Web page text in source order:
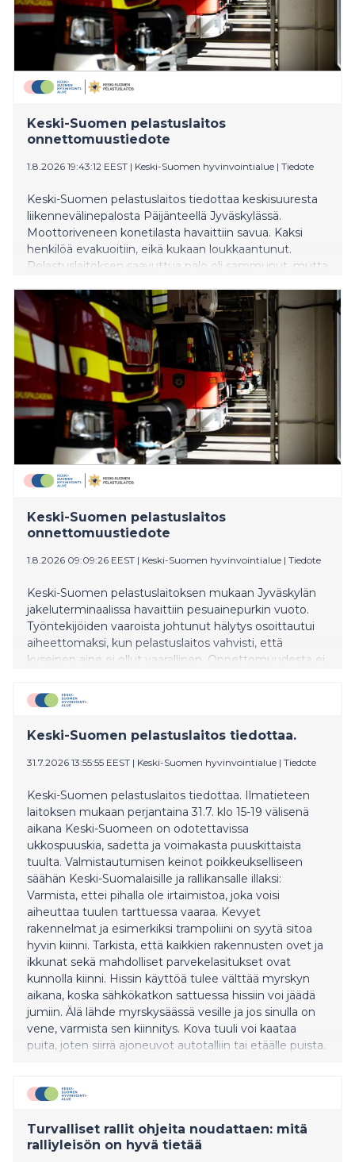
Keski-Suomen pelastuslaitos
onnettomuustiedote
1.8.2026 19:43:12 EEST | Keski-Suomen hyvinvointialue | Tiedote
Keski-Suomen pelastuslaitos tiedottaa keskisuuresta
liikennevälinepalosta Päijänteellä Jyväskylässä.
Moottoriveneen konetilasta havaittiin savua. Kaksi
henkilöä evakuoitiin, eikä kukaan loukkaantunut.
Pelastuslaitoksen saavuttua palo oli sammunut, mutta
satamaan.
Keski-Suomen pelastuslaitos
onnettomuustiedote
1.8.2026 09:09:26 EEST | Keski-Suomen hyvinvointialue | Tiedote
Keski-Suomen pelastuslaitoksen mukaan Jyväskylän
jakeluterminaalissa havaittiin pesuainepurkin vuoto.
Työntekijöiden vaaroista johtunut hälytys osoittautui
aiheettomaksi, kun pelastuslaitos vahvisti, että
kyseinen aine ei ollut vaarallinen. Onnettomuudesta ei
Keski-Suomen pelastuslaitos tiedottaa.
31.7.2026 13:55:55 EEST | Keski-Suomen hyvinvointialue | Tiedote
Keski-Suomen pelastuslaitos tiedottaa. Ilmatieteen
laitoksen mukaan perjantaina 31.7. klo 15-19 välisenä
aikana Keski-Suomeen on odotettavissa
ukkospuuskia, sadetta ja voimakasta puuskittaista
tuulta. Valmistautumisen keinot poikkeukselliseen
säähän Keski-Suomalaisille ja rallikansalle illaksi:
Varmista, ettei pihalla ole irtaimistoa, joka voisi
aiheuttaa tuulen tarttuessa vaaraa. Kevyet
rakennelmat ja esimerkiksi trampoliini on syytä sitoa
hyvin kiinni. Tarkista, että kaikkien rakennusten ovet ja
ikkunat sekä mahdolliset parvekelasitukset ovat
kunnolla kiinni. Hissin käyttöä tulee välttää myrskyn
aikana, koska sähkökatkon sattuessa hissiin voi jäädä
jumiin. Älä lähde myrskysäässä vesille ja jos sinulla on
vene, varmista sen kiinnitys. Kova tuuli voi kaataa
puita, joten siirrä ajoneuvot autotalliin tai etäälle puista.
autoilu on välttämätöntä, varaudu viivästyksiin ja
Turvalliset rallit ohjeita noudattaen: mitä
ralliyleisön on hyvä tietää